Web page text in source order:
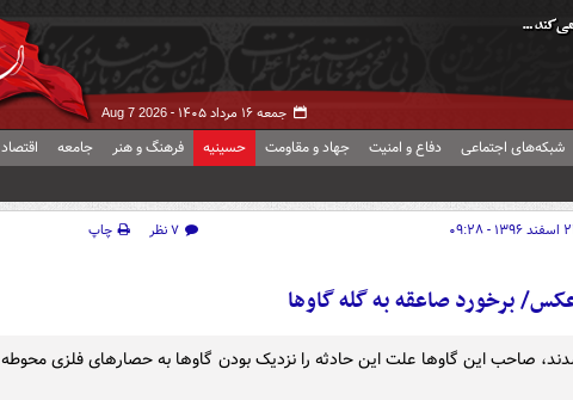
جمعه ۱۶ مرداد ۱۴۰۵ - Aug 7 2026
شبکه‌های اجتماعی دفاع و امنیت جهاد و مقاومت حسینیه فرهنگ و هنر جامعه اقتصاد
- ۰۹:۲۸ ۷ نظر
چاپ
برخورد صاعقه به گله گاوها
صاحب این گاوها علت این حادثه را نزدیک بودن گاوها به حصارهای فلزی محوطه